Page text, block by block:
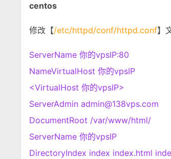
centos
修改【/etc/httpd/conf/httpd.conf】
ServerName 你的vpsIP:80
NameVirtualHost 你的vpsIP
<VirtualHost 你的vpsIP>
ServerAdmin admin@138vps.com
DocumentRoot /var/www/html/
ServerName 你的vpsIP
DirectoryIndex index index.html